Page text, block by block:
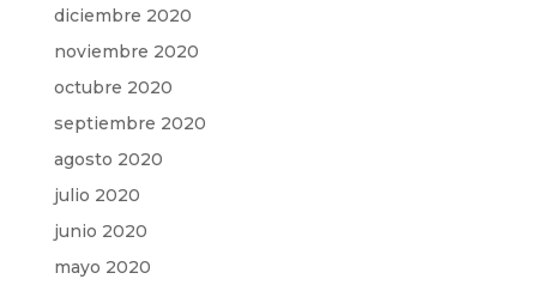
diciembre 2020
noviembre 2020
octubre 2020
septiembre 2020
agosto 2020
julio 2020
junio 2020
mayo 2020